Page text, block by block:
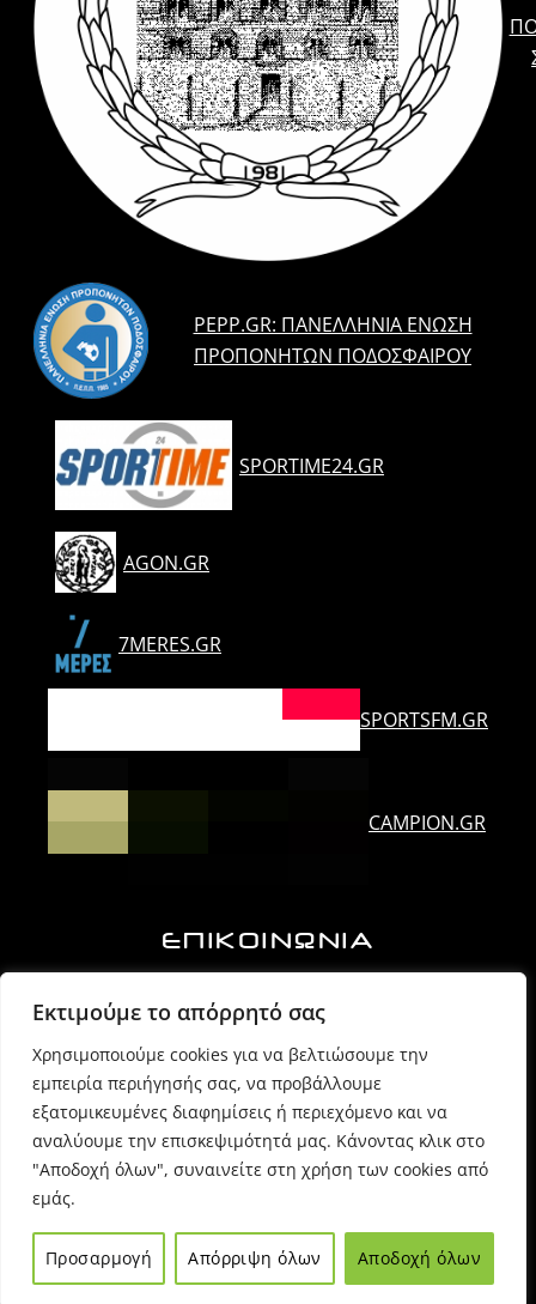
Εκτιμούμε το απόρρητό σας
Χρησιμοποιούμε cookies για να βελτιώσουμε την
εμπειρία περιήγησής σας, να προβάλλουμε
εξατομικευμένες διαφημίσεις ή περιεχόμενο και να
αναλύουμε την επισκεψιμότητά μας. Κάνοντας κλικ στο
"Αποδοχή όλων", συναινείτε στη χρήση των cookies από
εμάς.
Προσαρμογή Απόρριψη όλων Αποδοχή όλων
PEPP.GR: ΠΑΝΕΛΛΉΝΙΑ ΈΝΩΣΗ
ΠΡΟΠΟΝΗΤΏΝ ΠΟΔΟΣΦΑΊΡΟΥ
SPORTIME24.GR
AGON.GR
7MERES.GR
SPORTSFM.GR
CAMPION.GR
ΕΠΙΚΟΙΝΩΝΙΑ
6974725071 (Πρόεδρος Δ.Σ.)
6980054170 (Γραμματέας)
© 2021 Sppartas powered byEntiposis | All rights reserved